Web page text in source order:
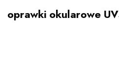
oprawki okularowe